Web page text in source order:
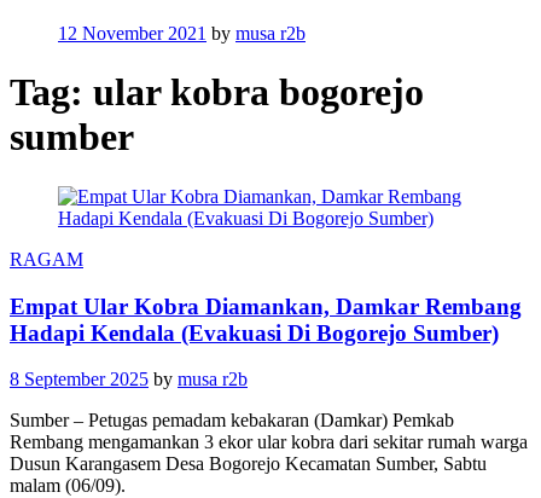
12 November 2021 by musa r2b
Tag: ular kobra bogorejo
sumber
RAGAM
Empat Ular Kobra Diamankan, Damkar Rembang
Hadapi Kendala (Evakuasi Di Bogorejo Sumber)
8 September 2025 by musa r2b
Sumber – Petugas pemadam kebakaran (Damkar) Pemkab
Rembang mengamankan 3 ekor ular kobra dari sekitar rumah warga
Dusun Karangasem Desa Bogorejo Kecamatan Sumber, Sabtu
malam (06/09).